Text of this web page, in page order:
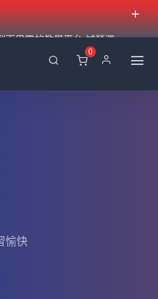
百里霧的教學平台 試營運
0
愉快